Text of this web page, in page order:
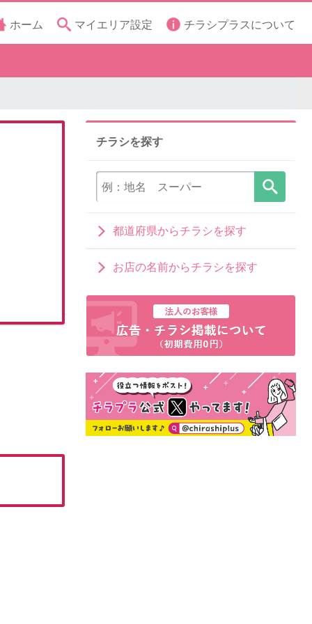
ホーム マイエリア設定 チラシプラスについて
チラシを探す
都道府県からチラシを探す
お店の名前からチラシを探す